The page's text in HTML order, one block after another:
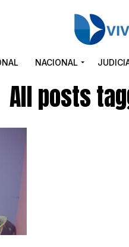
NACIONAL
All posts